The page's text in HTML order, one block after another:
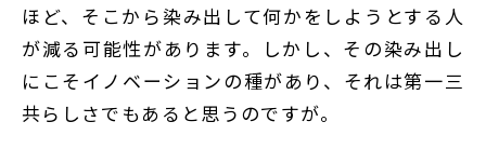
ほど、そこから染み出して何かをしようとする人
が減る可能性があります。しかし、その染み出し
にこそイノベーションの種があり、それは第一三
共らしさでもあると思うのですが。